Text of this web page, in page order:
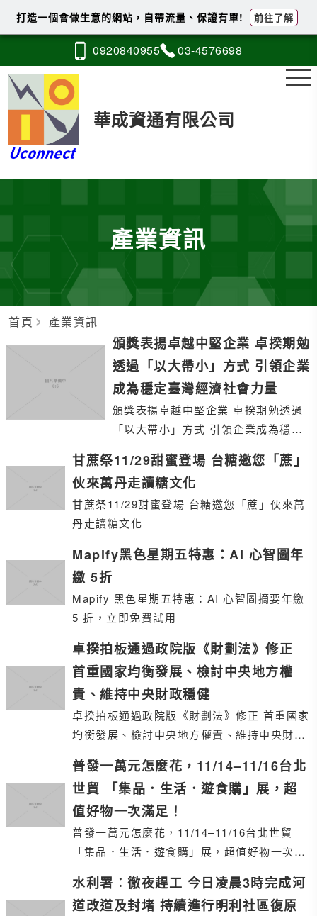
0920840955 03-4576698
華成資通有限公司
產業資訊
首頁 產業資訊
頒獎表揚卓越中堅企業 卓揆期勉
透過「以大帶小」方式 引領企業
成為穩定臺灣經濟社會力量
頒獎表揚卓越中堅企業 卓揆期勉透過
「以大帶小」方式 引領企業成為穩定
甘蔗祭11/29甜蜜登場 台糖邀您「蔗」
伙來萬丹走讀糖文化
甘蔗祭11/29甜蜜登場 台糖邀您「蔗」伙來萬
丹走讀糖文化
Mapify黑色星期五特惠：AI 心智圖年
繳 5折
Mapify 黑色星期五特惠：AI 心智圖摘要年繳
5 折，立即免費試用
卓揆拍板通過政院版《財劃法》修正
首重國家均衡發展、檢討中央地方權
責、維持中央財政穩健
卓揆拍板通過政院版《財劃法》修正 首重國家
均衡發展、檢討中央地方權責、維持中央財政
普發一萬元怎麼花，11/14–11/16台北
世貿 「集品．生活．遊食購」展，超
值好物一次滿足！
普發一萬元怎麼花，11/14–11/16台北世貿
「集品．生活．遊食購」展，超值好物一次滿
水利署︰徹夜趕工 今日凌晨3時完成河
道改道及封堵 持續進行明利社區復原
打造一個會做生意的網站，自帶流量、保證有單! 前往了解